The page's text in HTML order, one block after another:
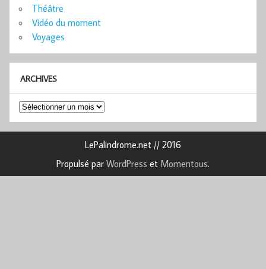
Théâtre
Vidéo du moment
Voyages
ARCHIVES
Archives
LePalindrome.net // 2016
Propulsé par WordPress et Momentous.